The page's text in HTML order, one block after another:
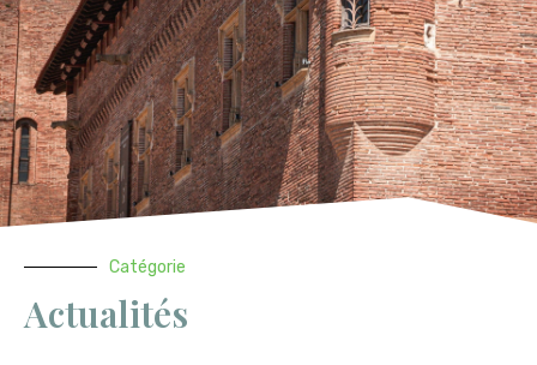
Catégorie
Actualités